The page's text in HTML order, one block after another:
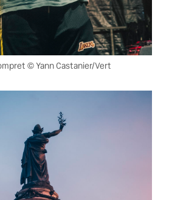
© Yann Castanier/Vert